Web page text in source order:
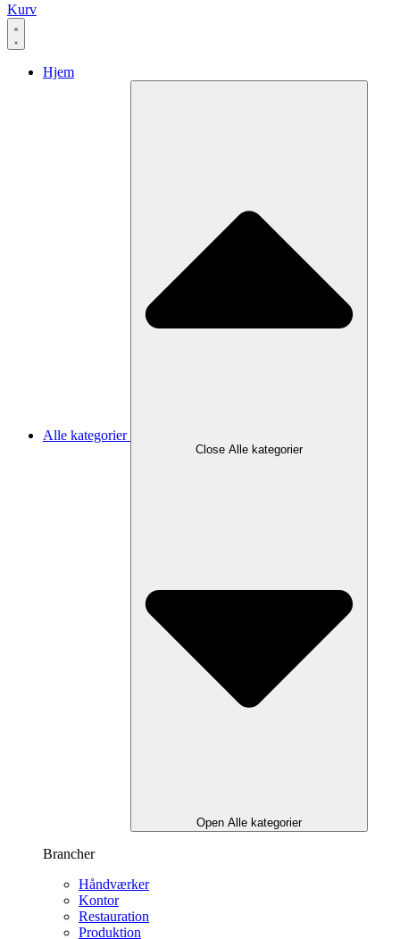
Kurv
Hjem
Alle kategorier
Close Alle kategorier
Open Alle kategorier
Brancher
Håndværker
Kontor
Restauration
Produktion